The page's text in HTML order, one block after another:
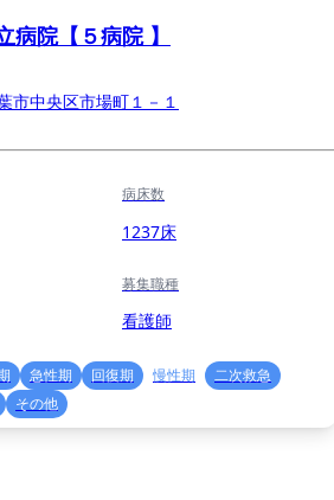
病院【５病院 】
市中央区市場町１－１
病床数
1237床
募集職種
看護師
急性期 回復期 慢性期
二次救急
その他